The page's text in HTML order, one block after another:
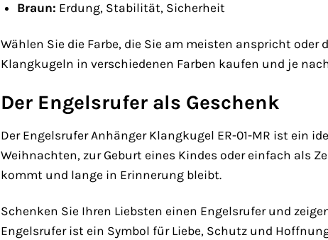
Braun: Erdung, Stabilität, Sicherheit
Wählen Sie die Farbe, die Sie am meisten anspricht
Klangkugeln in verschiedenen Farben kaufen und je
Der Engelsrufer als Geschenk
Der Engelsrufer Anhänger Klangkugel ER-01-MR ist ein
Weihnachten, zur Geburt eines Kindes oder einfach als
kommt und lange in Erinnerung bleibt.
Schenken Sie Ihren Liebsten einen Engelsrufer und
Engelsrufer ist ein Symbol für Liebe, Schutz und